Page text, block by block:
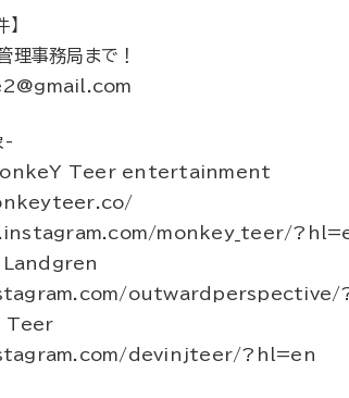
理事務局まで！
-
Teer entertainment
monkey_teer/
Landgren
outwardperspective/
Teer
devinjteer/?hl=en